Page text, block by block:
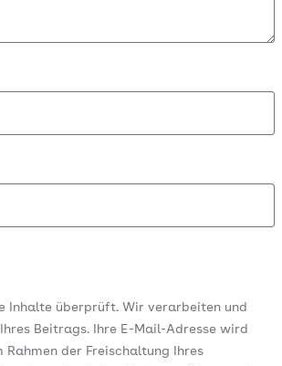
Inhalte überprüft. Wir verarbeiten und
Beitrags. Ihre E-Mail-Adresse wird
der Freischaltung Ihres